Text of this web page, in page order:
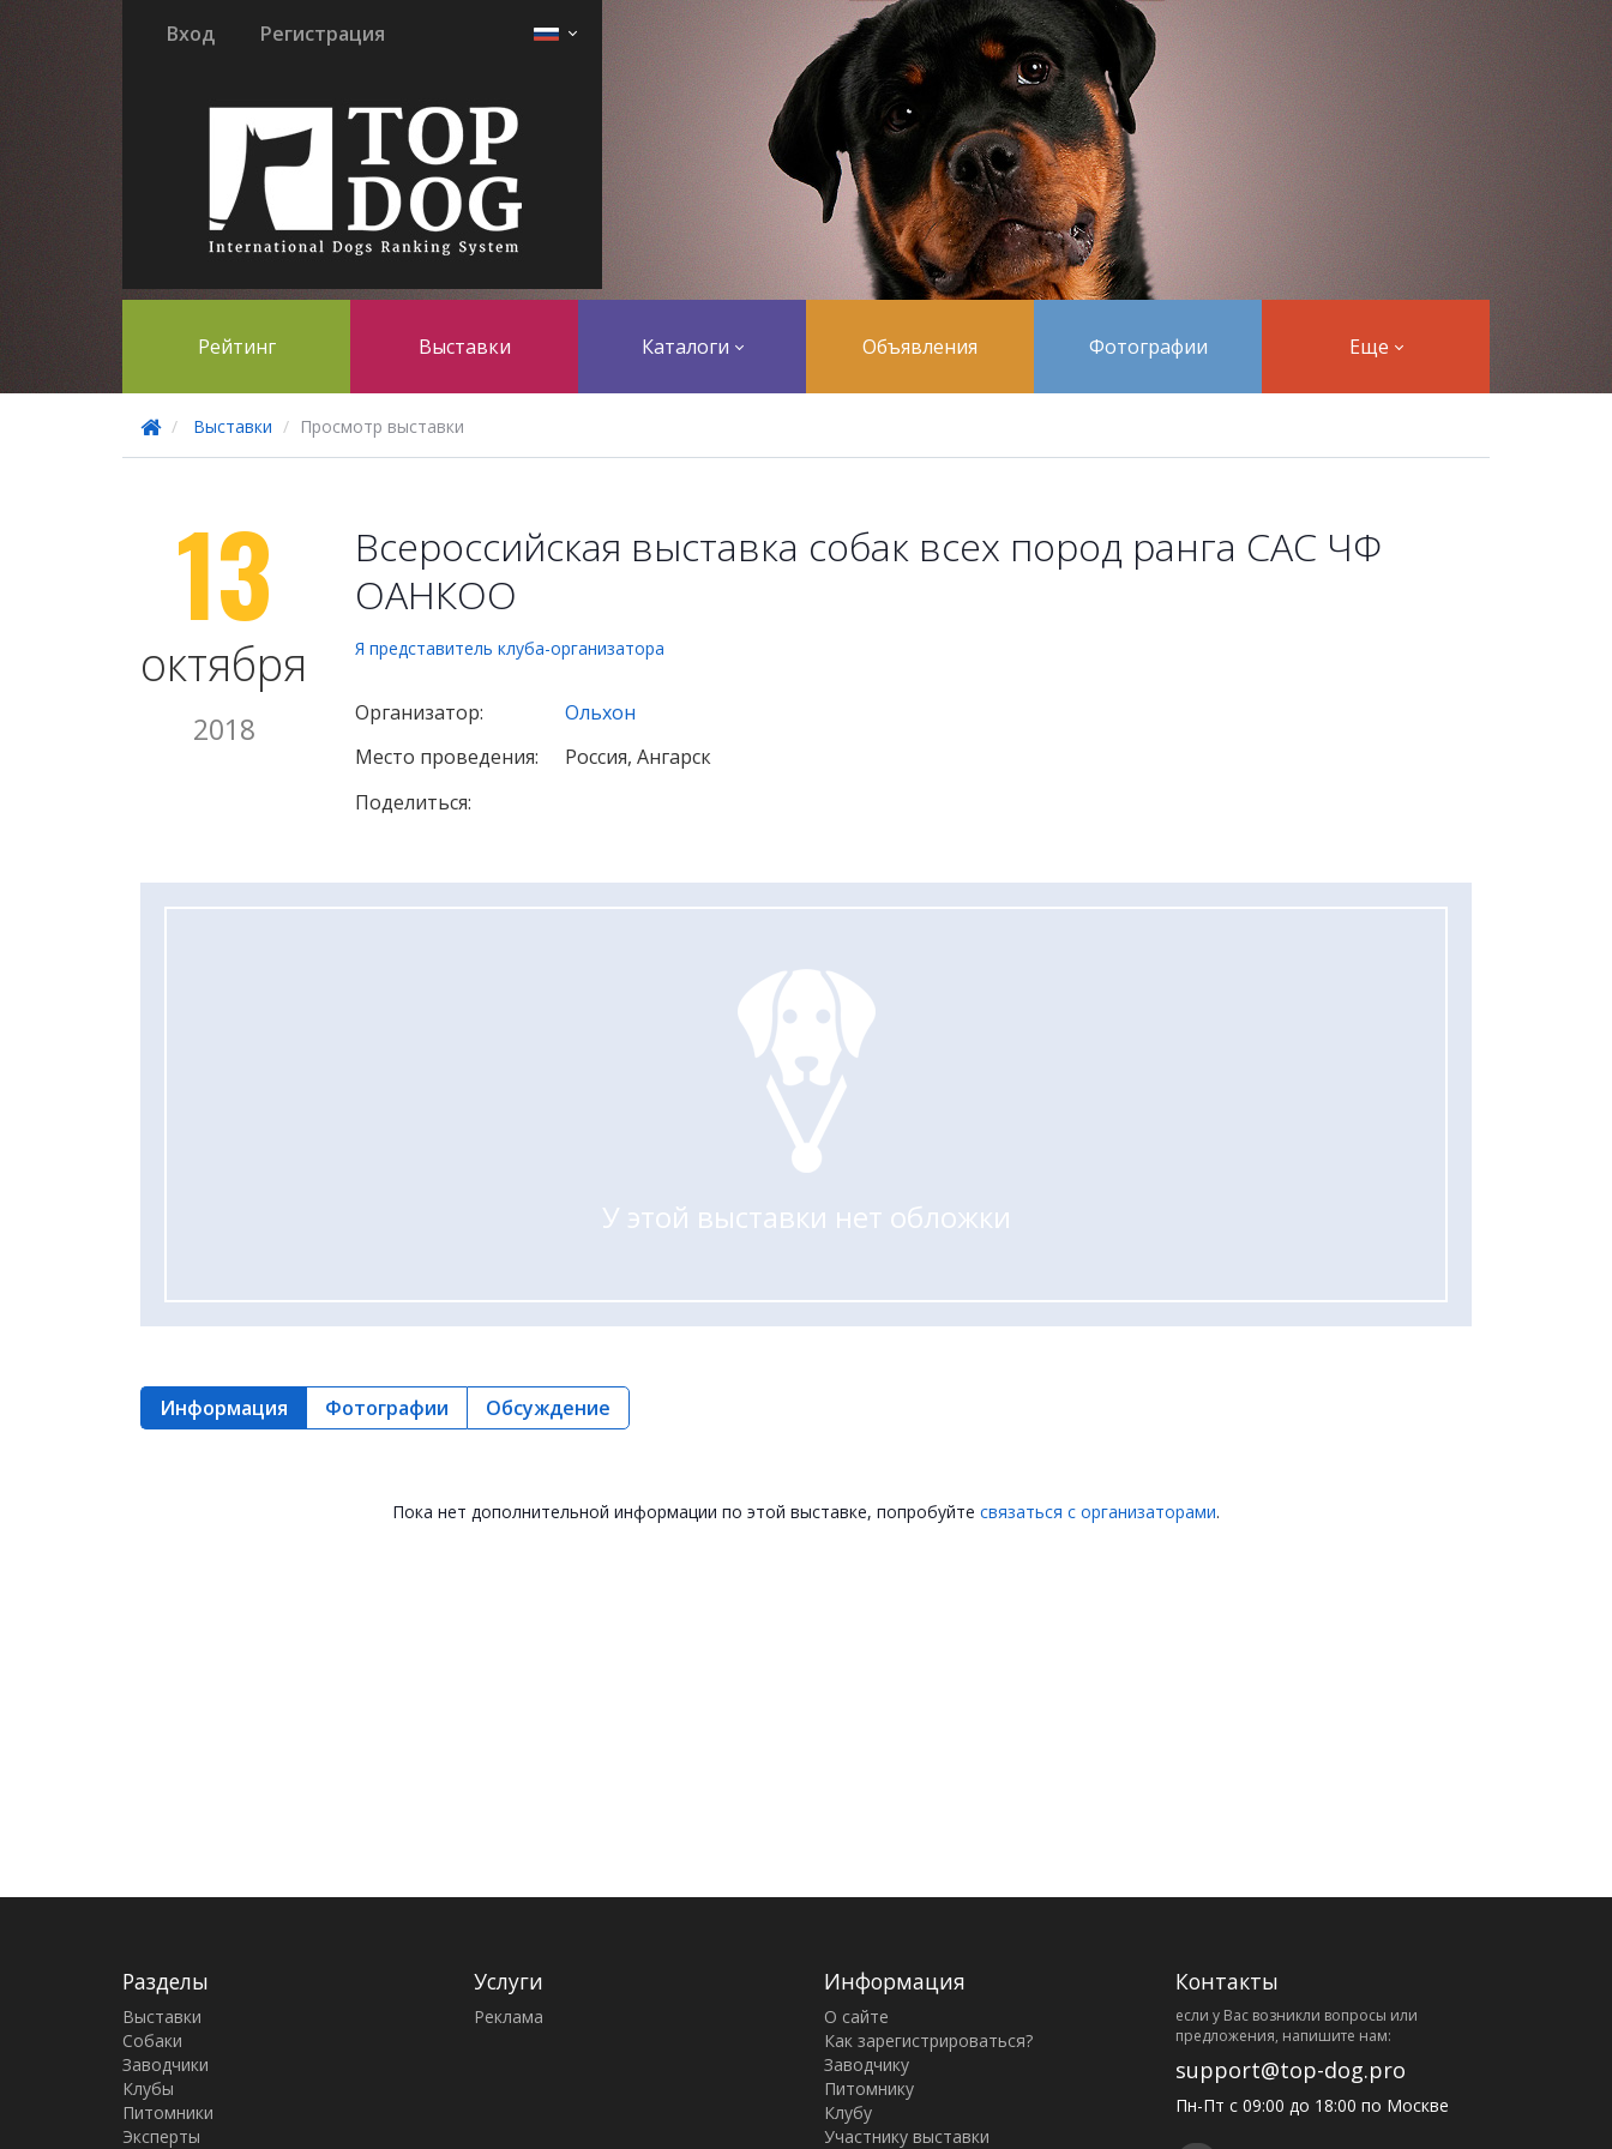
Вход Регистрация
Рейтинг Выставки Каталоги Объявления Фотографии Еще
Выставки Просмотр выставки
13
октября
2018
Всероссийская выставка собак всех пород ранга САС ЧФ
ОАНКОО
Я представитель клуба-организатора
Организатор:
Ольхон
Место проведения:
Россия, Ангарск
Поделиться:
У этой выставки нет обложки
Информация Фотографии Обсуждение
Пока нет дополнительной информации по этой выставке, попробуйте связаться с организаторами.
Разделы
Выставки
Собаки
Заводчики
Клубы
Питомники
Эксперты
Услуги
Реклама
Информация
О сайте
Как зарегистрироваться?
Заводчику
Питомнику
Клубу
Участнику выставки
Контакты
eсли у Вас возникли вопросы или
предложения, напишите нам:
support@top-dog.pro
Пн-Пт с 09:00 до 18:00 по Москве